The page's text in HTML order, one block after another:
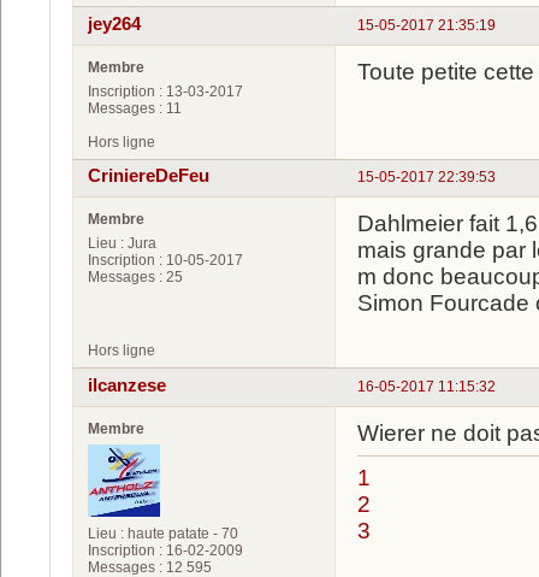
15-05-2017 21:35:19
jey264
Membre
Inscription : 13-03-2017
Messages : 11
Toute petite
Hors ligne
15-05-2017 22:39:53
CriniereDeFeu
Membre
Lieu : Jura
Inscription : 10-05-2017
Messages : 25
Dahlmeier fait
mais grande par
m donc
Simon Fourcade
Hors ligne
16-05-2017 11:15:32
ilcanzese
Membre
Lieu : haute patate - 70
Inscription : 16-02-2009
Messages : 12 595
Wierer ne doit
1
2
3